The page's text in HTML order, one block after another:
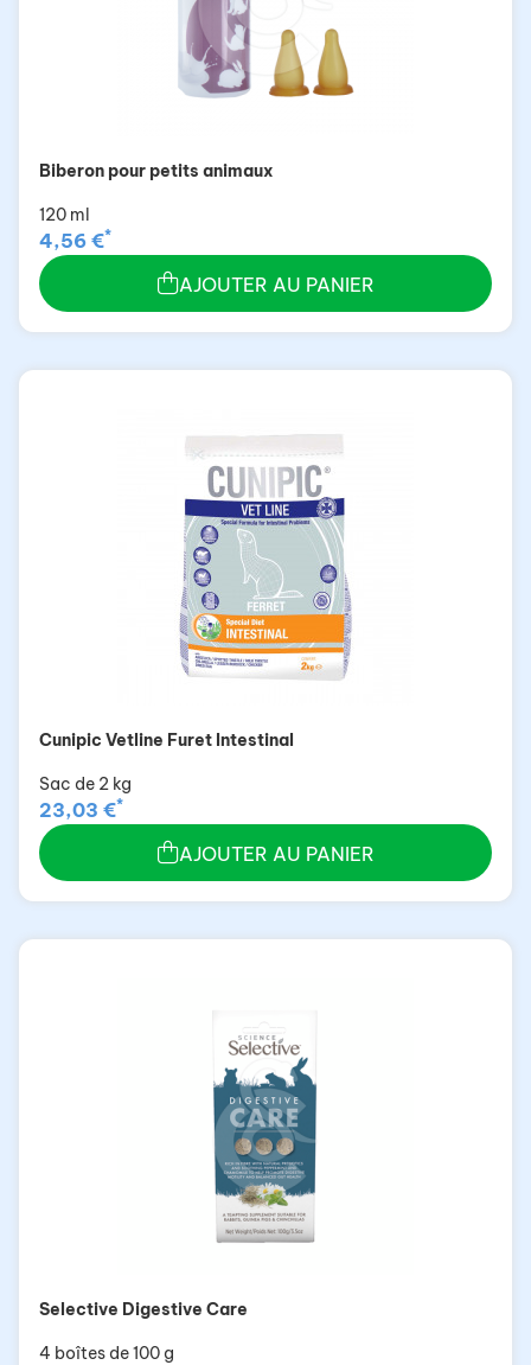
Biberon pour petits animaux
120 ml
4,56 €*
AJOUTER AU PANIER
Cunipic Vetline Furet Intestinal
Sac de 2 kg
23,03 €*
AJOUTER AU PANIER
Selective Digestive Care
4 boîtes de 100 g